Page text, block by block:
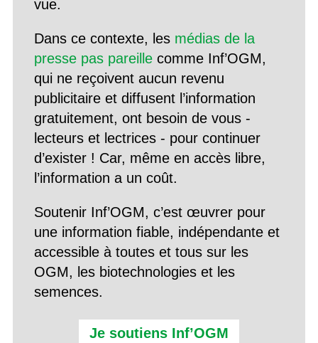
vue.
Dans ce contexte, les médias de la
presse pas pareillecomme Inf’OGM,
qui ne reçoivent aucun revenu
publicitaire et diffusent l’information
gratuitement, ont besoin de vous -
lecteurs et lectrices - pour continuer
d’exister ! Car, même en accès libre,
l’information a un coût.
Soutenir Inf’OGM, c’est œuvrer pour
une information fiable, indépendante et
accessible à toutes et tous sur les
OGM, les biotechnologies et les
semences.
Je soutiens Inf’OGM